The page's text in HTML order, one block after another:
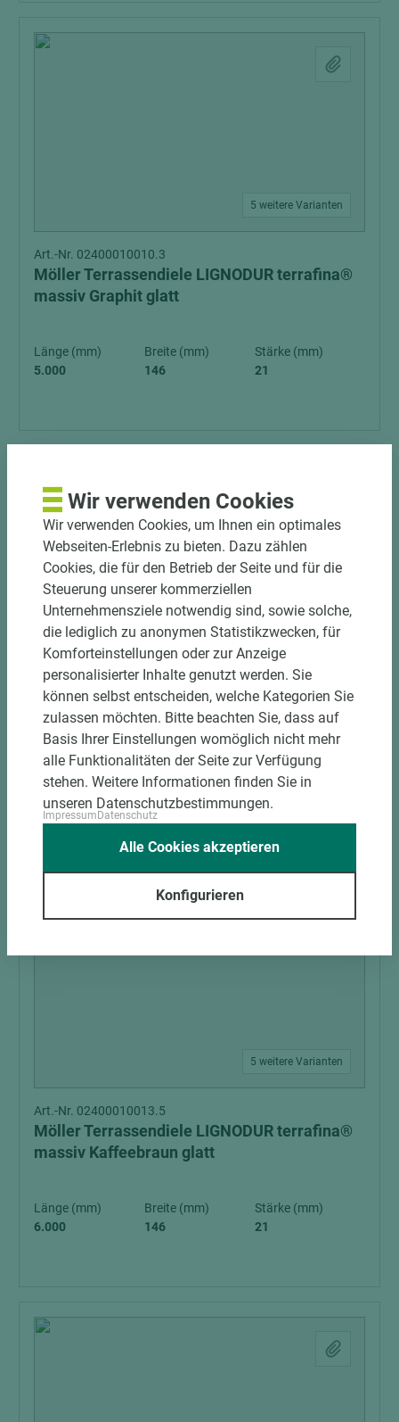
5 weitere Varianten
Art.-Nr. 02400010010.3
Möller Terrassendiele LIGNODUR terrafina®
massiv Graphit glatt
Länge (mm)
5.000
Breite (mm)
146
Stärke (mm)
21
4 weitere Varianten
Art.-Nr. 02400010009.2
Möller Terrassendiele LIGNODUR terrafina®
massiv Graubraun glatt
Länge (mm)
4.500
Breite (mm)
146
Stärke (mm)
21
5 weitere Varianten
Art.-Nr. 02400010013.5
Möller Terrassendiele LIGNODUR terrafina®
massiv Kaffeebraun glatt
Länge (mm)
6.000
Breite (mm)
146
Stärke (mm)
21
Wir verwenden Cookies
Wir verwenden Cookies, um Ihnen ein optimales
Webseiten-Erlebnis zu bieten. Dazu zählen
Cookies, die für den Betrieb der Seite und für die
Steuerung unserer kommerziellen
Unternehmensziele notwendig sind, sowie solche,
die lediglich zu anonymen Statistikzwecken, für
Komforteinstellungen oder zur Anzeige
personalisierter Inhalte genutzt werden. Sie
können selbst entscheiden, welche Kategorien Sie
zulassen möchten. Bitte beachten Sie, dass auf
Basis Ihrer Einstellungen womöglich nicht mehr
alle Funktionalitäten der Seite zur Verfügung
stehen. Weitere Informationen finden Sie in
unseren Datenschutzbestimmungen.
ImpressumDatenschutz
Konfigurieren
Alle Cookies akzeptieren